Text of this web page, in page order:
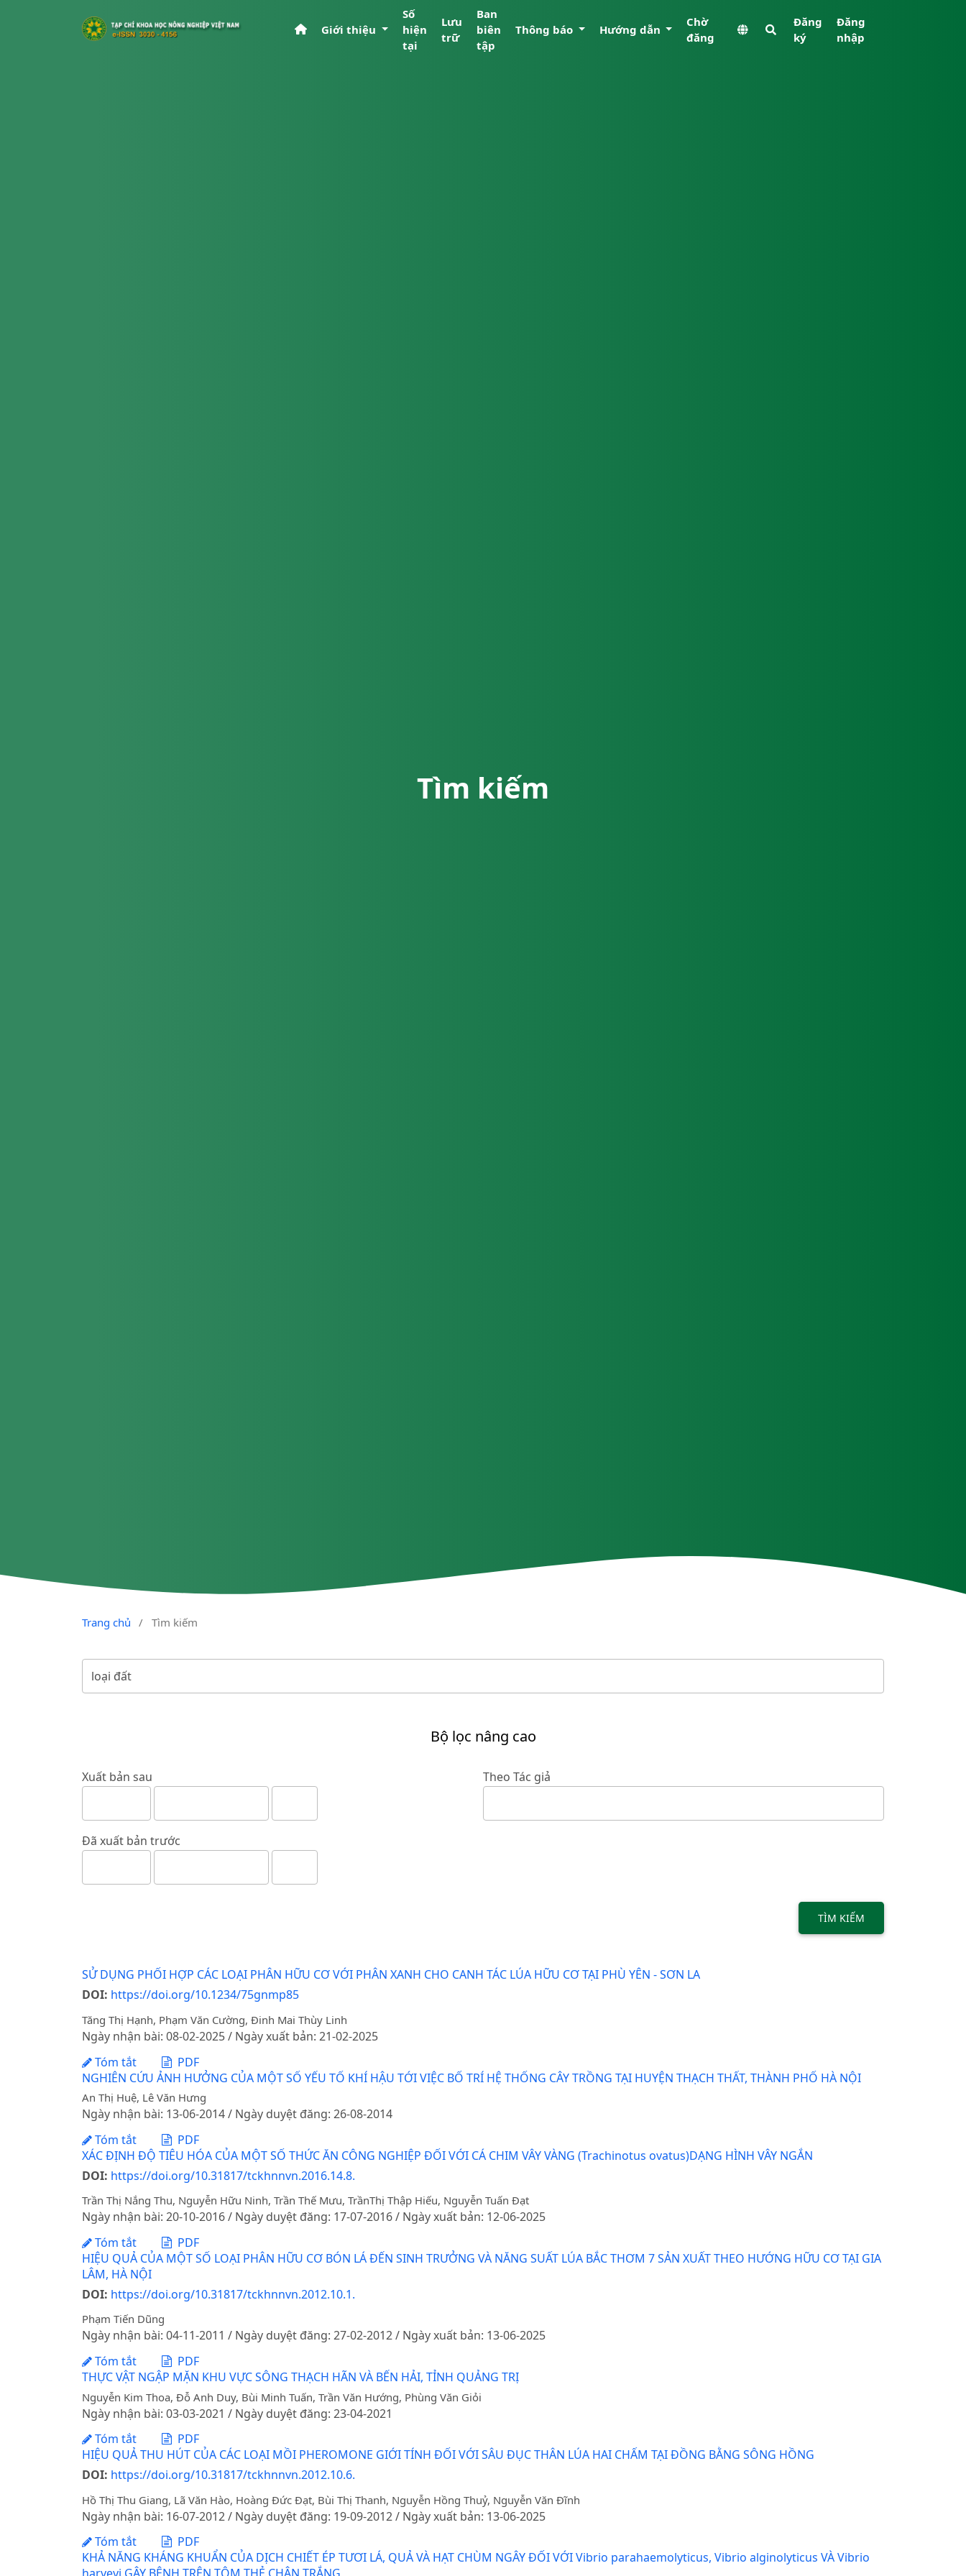
Giới thiệu
Số
hiện
tại
Lưu
trữ
Ban
biên
tập
Thông báo Hướng dẫn
Chờ
đăng
Đăng
ký
Đăng
nhập
Tìm kiếm
Trang chủ / Tìm kiếm
Bộ lọc nâng cao
Xuất bản sau
Đã xuất bản trước
Theo Tác giả
TÌM KIẾM
SỬ DỤNG PHỐI HỢP CÁC LOẠI PHÂN HỮU CƠ VỚI PHÂN XANH CHO CANH TÁC LÚA HỮU CƠ TẠI PHÙ YÊN - SƠN LA
DOI: https://doi.org/10.1234/75gnmp85
Tăng Thị Hạnh, Phạm Văn Cường, Đinh Mai Thùy Linh
Ngày nhận bài: 08-02-2025 / Ngày xuất bản: 21-02-2025
Tóm tắt
PDF
NGHIÊN CỨU ẢNH HƯỞNG CỦA MỘT SỐ YẾU TỐ KHÍ HẬU TỚI VIỆC BỐ TRÍ HỆ THỐNG CÂY TRỒNG TẠI HUYỆN THẠCH THẤT, THÀNH PHỐ HÀ NỘI
An Thị Huệ, Lê Văn Hưng
Ngày nhận bài: 13-06-2014 / Ngày duyệt đăng: 26-08-2014
Tóm tắt
PDF
XÁC ĐỊNH ĐỘ TIÊU HÓA CỦA MỘT SỐ THỨC ĂN CÔNG NGHIỆP ĐỐI VỚI CÁ CHIM VÂY VÀNG (Trachinotus ovatus)DẠNG HÌNH VÂY NGẮN
DOI: https://doi.org/10.31817/tckhnnvn.2016.14.8.
Trần Thị Nắng Thu, Nguyễn Hữu Ninh, Trần Thế Mưu, TrầnThị Thập Hiếu, Nguyễn Tuấn Đạt
Ngày nhận bài: 20-10-2016 / Ngày duyệt đăng: 17-07-2016 / Ngày xuất bản: 12-06-2025
Tóm tắt
PDF
HIỆU QUẢ CỦA MỘT SỐ LOẠI PHÂN HỮU CƠ BÓN LÁ ĐẾN SINH TRƯỞNG VÀ NĂNG SUẤT LÚA BẮC THƠM 7 SẢN XUẤT THEO HƯỚNG HỮU CƠ TẠI GIA
LÂM, HÀ NỘI
DOI: https://doi.org/10.31817/tckhnnvn.2012.10.1.
Phạm Tiến Dũng
Ngày nhận bài: 04-11-2011 / Ngày duyệt đăng: 27-02-2012 / Ngày xuất bản: 13-06-2025
Tóm tắt
PDF
THỰC VẬT NGẬP MẶN KHU VỰC SÔNG THẠCH HÃN VÀ BẾN HẢI, TỈNH QUẢNG TRỊ
Nguyễn Kim Thoa, Đỗ Anh Duy, Bùi Minh Tuấn, Trần Văn Hướng, Phùng Văn Giỏi
Ngày nhận bài: 03-03-2021 / Ngày duyệt đăng: 23-04-2021
Tóm tắt
PDF
HIỆU QUẢ THU HÚT CỦA CÁC LOẠI MỒI PHEROMONE GIỚI TÍNH ĐỐI VỚI SÂU ĐỤC THÂN LÚA HAI CHẤM TẠI ĐỒNG BẰNG SÔNG HỒNG
DOI: https://doi.org/10.31817/tckhnnvn.2012.10.6.
Hồ Thị Thu Giang, Lã Văn Hào, Hoàng Đức Đạt, Bùi Thị Thanh, Nguyễn Hồng Thuỷ, Nguyễn Văn Đĩnh
Ngày nhận bài: 16-07-2012 / Ngày duyệt đăng: 19-09-2012 / Ngày xuất bản: 13-06-2025
Tóm tắt
PDF
KHẢ NĂNG KHÁNG KHUẨN CỦA DỊCH CHIẾT ÉP TƯƠI LÁ, QUẢ VÀ HẠT CHÙM NGÂY ĐỐI VỚI Vibrio parahaemolyticus, Vibrio alginolyticus VÀ Vibrio